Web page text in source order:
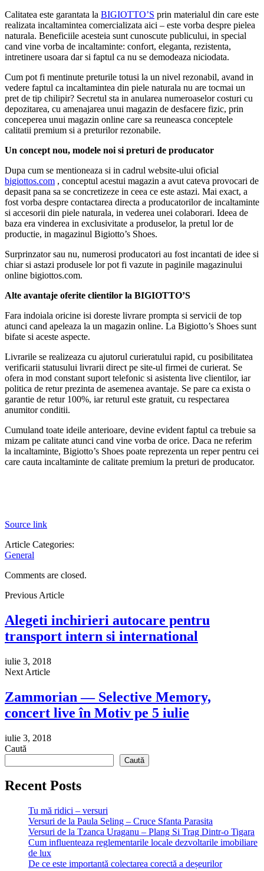
Calitatea este garantata la BIGIOTTO’S prin materialul din care este
realizata incaltamintea comercializata aici – este vorba despre pielea
naturala. Beneficiile acesteia sunt cunoscute publicului, in special
cand vine vorba de incaltaminte: confort, eleganta, rezistenta,
intretinere usoara dar si faptul ca nu se demodeaza niciodata.
Cum pot fi mentinute preturile totusi la un nivel rezonabil, avand in
vedere faptul ca incaltamintea din piele naturala nu are tocmai un
pret de tip chilipir? Secretul sta in anularea numeroaselor costuri cu
depozitarea, cu amenajarea unui magazin de desfacere fizic, prin
conceperea unui magazin online care sa reuneasca conceptele
calitatii premium si a preturilor rezonabile.
Un concept nou, modele noi si preturi de producator
Dupa cum se mentioneaza si in cadrul website-ului oficial
bigiottos.com , conceptul acestui magazin a avut cateva provocari de
depasit pana sa se concretizeze in ceea ce este astazi. Mai exact, a
fost vorba despre contactarea directa a producatorilor de incaltaminte
si accesorii din piele naturala, in vederea unei colaborari. Ideea de
baza era vinderea in exclusivitate a produselor, la pretul lor de
productie, in magazinul Bigiotto’s Shoes.
Surprinzator sau nu, numerosi producatori au fost incantati de idee si
chiar si astazi produsele lor pot fi vazute in paginile magazinului
online bigiottos.com.
Alte avantaje oferite clientilor la BIGIOTTO’S
Fara indoiala oricine isi doreste livrare prompta si servicii de top
atunci cand apeleaza la un magazin online. La Bigiotto’s Shoes sunt
bifate si aceste aspecte.
Livrarile se realizeaza cu ajutorul curieratului rapid, cu posibilitatea
verificarii statusului livrarii direct pe site-ul firmei de curierat. Se
ofera in mod constant suport telefonic si asistenta live clientilor, iar
politica de retur prezinta de asemenea avantaje. Se pare ca exista o
garantie de retur 100%, iar returul este gratuit, cu respectarea
anumitor conditii.
Cumuland toate ideile anterioare, devine evident faptul ca trebuie sa
mizam pe calitate atunci cand vine vorba de orice. Daca ne referim
la incaltaminte, Bigiotto’s Shoes poate reprezenta un reper pentru cei
care cauta incaltaminte de calitate premium la preturi de producator.
Source link
Article Categories:
General
Comments are closed.
Previous Article
Alegeti inchirieri autocare pentru
transport intern si international
iulie 3, 2018
Next Article
Zammorian — Selective Memory,
concert live în Motiv pe 5 iulie
iulie 3, 2018
Caută
Caută
Recent Posts
Tu mă ridici – versuri
Versuri de la Paula Seling – Cruce Sfanta Parasita
Versuri de la Tzanca Uraganu – Plang Si Trag Dintr-o Tigara
Cum influenteaza reglementarile locale dezvoltarile imobiliare
de lux
De ce este importantă colectarea corectă a deșeurilor